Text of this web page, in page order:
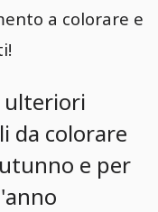
a colorare e
ulteriori
da colorare
e per